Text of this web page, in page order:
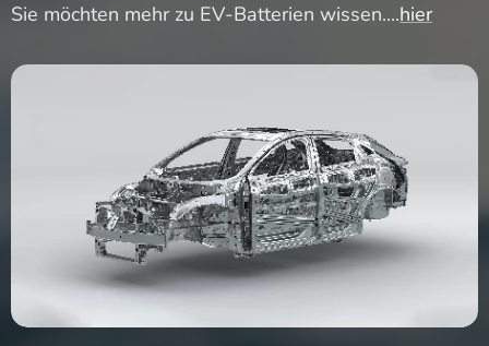
Sie möchten mehr zu EV-Batterien wissen....hier